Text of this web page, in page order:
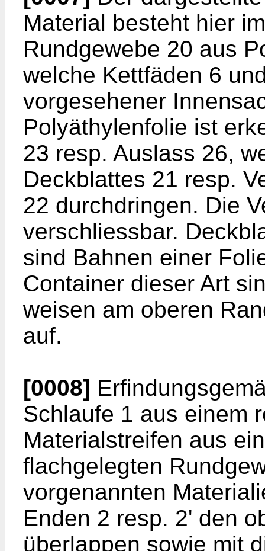
Material besteht hier
Rundgewebe 20 aus
welche Kettfäden 6
vorgesehener
Polyäthylenfolie ist
23 resp. Auslass 26,
Deckblattes 21 resp.
22 durchdringen. Die
verschliessbar.
sind Bahnen einer
Container dieser Art
weisen am oberen
auf.
[0008]
Schlaufe 1 aus einem
Materialstreifen aus
flachgelegten
vorgenannten
Enden 2 resp. 2' den
überlappen sowie mit